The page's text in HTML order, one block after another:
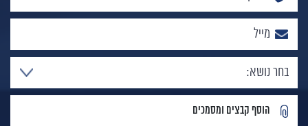
הוסף קבצים ומסמכים